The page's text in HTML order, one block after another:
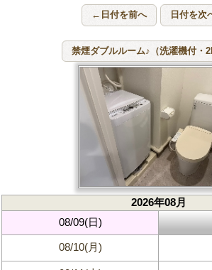
2026年08月
08/09(日)
08/10(月)